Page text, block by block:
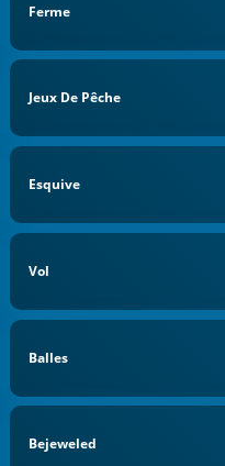
Ferme
Jeux De Pêche
Esquive
Vol
Balles
Bejeweled